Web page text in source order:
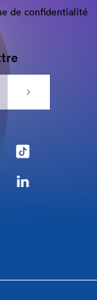
de confidentialité